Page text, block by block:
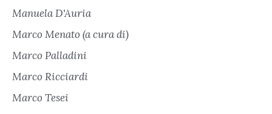
Manuela D'Auria
Marco Menato (a cura di)
Marco Palladini
Marco Ricciardi
Marco Tesei